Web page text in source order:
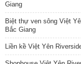
Giang
Biệt thự ven sông Việt
Bắc Giang
Liền kề Việt Yên